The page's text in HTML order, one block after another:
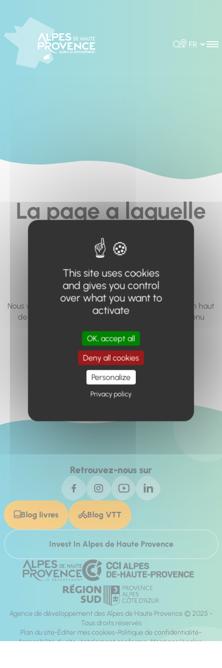
Rechercher
Choisir la
La page a laquelle
vous cherchez à
accéder n'existe
pas... ou plus.
Nous vous invitons à utiliser le moteur de recherche en haut
de page, ou à utiliser le menu pour trouver le contenu
Retour à l'accueil
Retrouvez-nous sur
Blog livres Blog VTT
Invest In Alpes de Haute Provence
Agence de développement des Alpes de Haute Provence © 2025 -
Tous droits réservés
Plan du site Éditer mes cookies Politique de confidentialité
Accessibilité du site : totalement conforme Mentions légales
This site uses cookies
and gives you control
over what you want to
activate
OK, accept all
Deny all cookies
Personalize
Privacy policy